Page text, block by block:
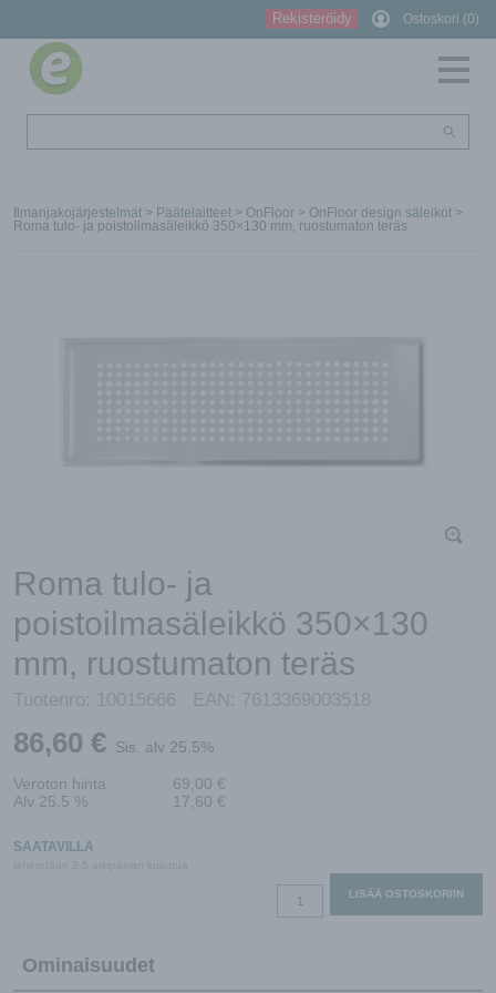
Rekisteröidy Ostoskori (0)
Ilmanjakojärjestelmät > Päätelaitteet > OnFloor > OnFloor design säleiköt >
Roma tulo- ja poistoilmasäleikkö 350×130 mm, ruostumaton teräs
Roma tulo- ja
poistoilmasäleikkö 350×130
mm, ruostumaton teräs
Tuotenro: 10015666 EAN: 7613369003518
86,60 € Sis. alv 25.5%
Veroton hinta 69,00 €
Alv 25.5 %
17,60 €
SAATAVILLA
Roma
tulo-
350x130
LISÄÄ OSTOSKORIIN
Ominaisuudet